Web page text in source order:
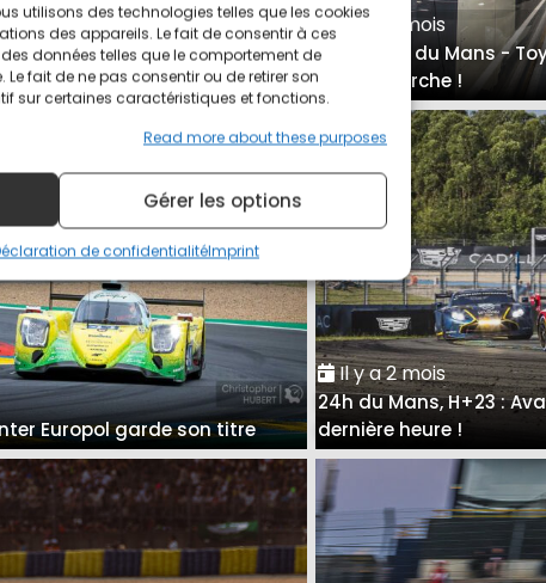
utilisons des technologies telles que les cookies
des appareils. Le fait de consentir à ces
données telles que le comportement de
fait de ne pas consentir ou de retirer son
sur certaines caractéristiques et fonctions.
Read more about these purposes
Gérer les options
de confidentialitéImprint
réactions du trio vainqueur
Il y a 2 mois
24 Heures du Mans -
haute marche !
Europol garde son titre
Il y a 2 mois
24h du Mans, H+23 :
dernière heure !